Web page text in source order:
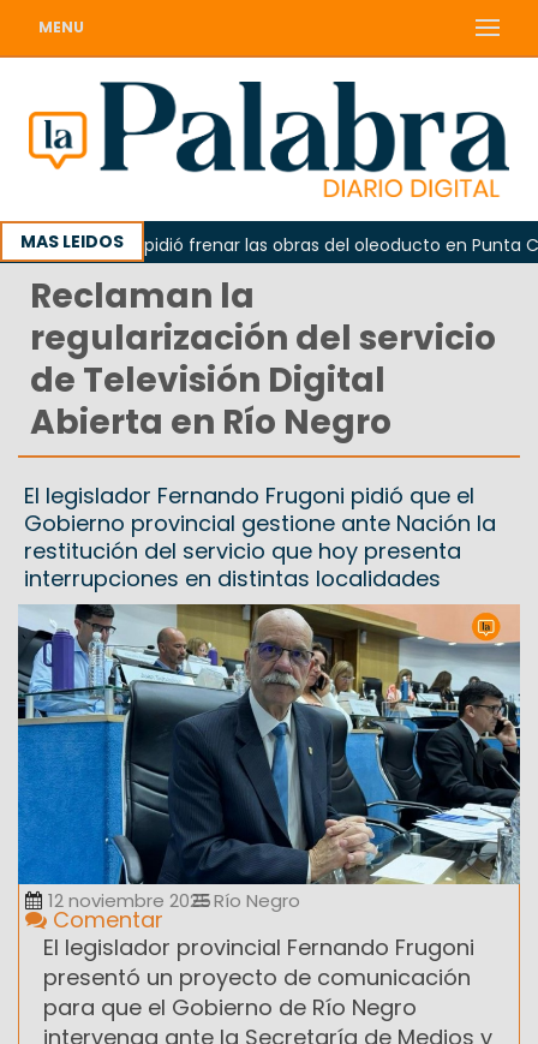
MENU
MAS LEIDOS
La Unesco pidió frenar las obras del oleoducto en Punta
Reclaman la
regularización del servicio
de Televisión Digital
Abierta en Río Negro
El legislador Fernando Frugoni pidió que el
Gobierno provincial gestione ante Nación la
restitución del servicio que hoy presenta
interrupciones en distintas localidades
12 noviembre 2025Río Negro
Comentar
El legislador provincial Fernando Frugoni
presentó un proyecto de comunicación
para que el Gobierno de Río Negro
intervenga ante la Secretaría de Medios y